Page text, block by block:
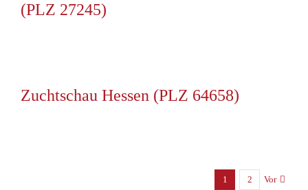
(PLZ 27245)
Zuchtschau Hessen (PLZ 64658)
1 2 Vor